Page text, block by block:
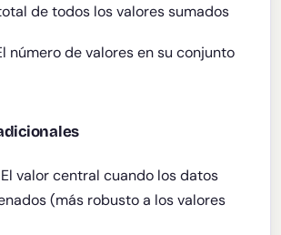
de todos los valores sumados
número de valores en su conjunto
El valor central cuando los datos
(más robusto a los valores